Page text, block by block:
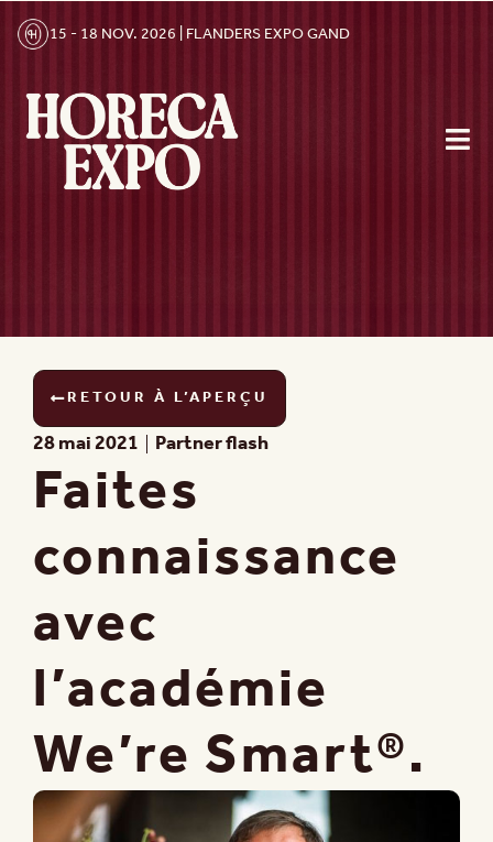
15 - 18 NOV. 2026 | FLANDERS EXPO GAND
RETOUR À L’APERÇU
28 mai 2021 Partner flash
Faites
connaissance
avec
l’académie
We’re Smart®.